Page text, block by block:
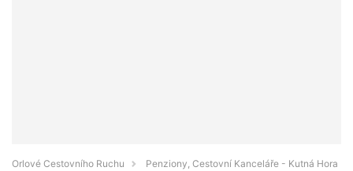
Orlové Cestovního Ruchu
Penziony, Cestovní Kanceláře - Kutná Hora